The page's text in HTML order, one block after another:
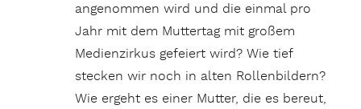
angenommen wird und die einmal pro
Jahr mit dem Muttertag mit großem
Medienzirkus gefeiert wird? Wie tief
stecken wir noch in alten Rollenbildern?
Wie ergeht es einer Mutter, die es bereut,